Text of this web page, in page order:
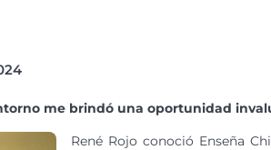
me brindó una oportunidad
René Rojo conoció Enseña